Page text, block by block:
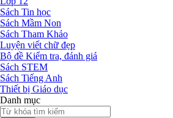
Sách Tin học
Sách Mầm Non
Sách Tham Khảo
Luyện viết chữ đẹp
Bộ đề Kiểm tra, đánh giá
Sách STEM
Sách Tiếng Anh
Thiết bị Giáo dục
Danh mục